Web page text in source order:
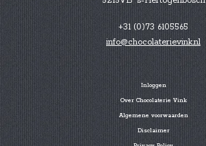
+31 (0)73 6105565
info@chocolaterievink.nl
Inloggen
Over Chocolaterie Vink
Algemene voorwaarden
Disclaimer